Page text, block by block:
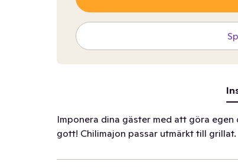
Imponera dina gäster med att göra
gott! Chilimajon passar utmärkt till grillat.